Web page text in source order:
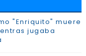
"Enriquito" muere
jugaba